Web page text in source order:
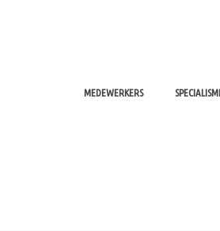
MEDEWERKERS